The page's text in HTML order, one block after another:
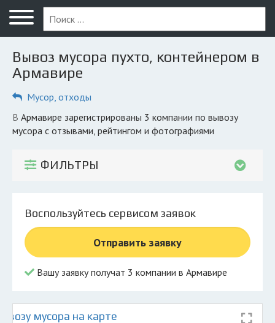
Меню
Главная
Вопрос юристу
Компании
Экоблог
© 2026 Все права защищены
Вывоз мусора пухто, контейнером в
Армавире
Мусор, отходы
в Армавире зарегистрированы 3 компании по вывозу
мусора с отзывами, рейтингом и фотографиями
ФИЛЬТРЫ
Воспользуйтесь сервисом заявок
Отправить заявку
Вашу заявку получат 3 компании в Армавире
мусора на карте